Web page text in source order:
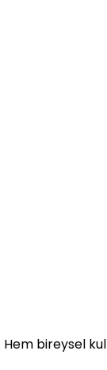
bireysel